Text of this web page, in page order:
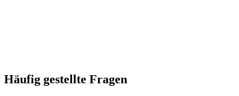
Häufig gestellte Fragen